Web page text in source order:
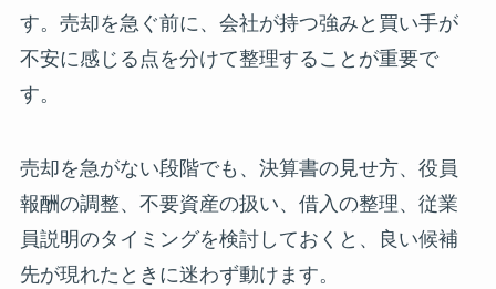
す。売却を急ぐ前に、会社が持つ強みと買い手が
不安に感じる点を分けて整理することが重要で
す。
売却を急がない段階でも、決算書の見せ方、役員
報酬の調整、不要資産の扱い、借入の整理、従業
員説明のタイミングを検討しておくと、良い候補
先が現れたときに迷わず動けます。